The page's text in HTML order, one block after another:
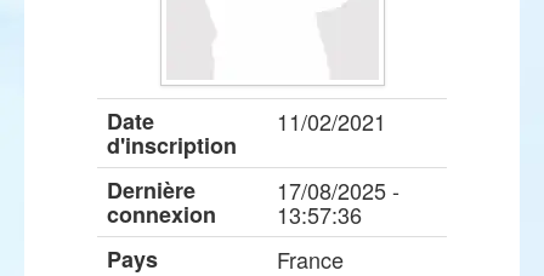
Date
d'inscription
11/02/2021
Dernière
connexion
17/08/2025 -
13:57:36
Pays
France